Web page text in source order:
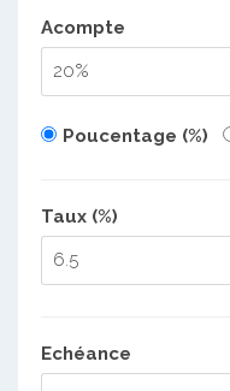
Acompte
Poucentage (%)
Taux (%)
Echéance